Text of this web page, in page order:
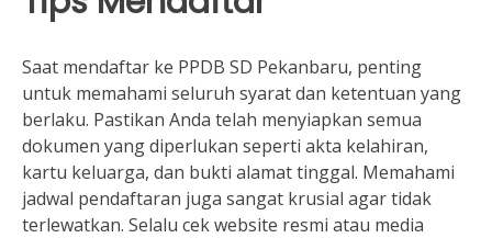
Saat mendaftar ke PPDB SD Pekanbaru, penting
untuk memahami seluruh syarat dan ketentuan yang
berlaku. Pastikan Anda telah menyiapkan semua
dokumen yang diperlukan seperti akta kelahiran,
kartu keluarga, dan bukti alamat tinggal. Memahami
jadwal pendaftaran juga sangat krusial agar tidak
terlewatkan. Selalu cek website resmi atau media